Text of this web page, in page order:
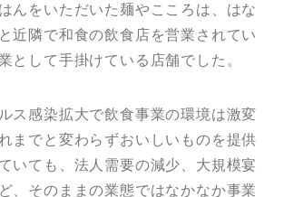
んをいただいた麺やこころは、はな
近隣で和食の飲食店を営業されてい
として手掛けている店舗でした。
ス感染拡大で飲食事業の環境は激変
までと変わらずおいしいものを提供
いても、法人需要の減少、大規模宴
、そのままの業態ではなかなか事業